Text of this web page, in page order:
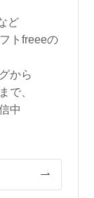
ど
トfreeeの
から
で、
中